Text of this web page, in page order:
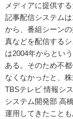
メディアに提供す
記事配信システム
から、番組シーン
真などを配信する
は2004年からとい
ある。そのため不
なくなかったと、
TBSテレビ 情報シ
システム開発部 高
運用してきたこと